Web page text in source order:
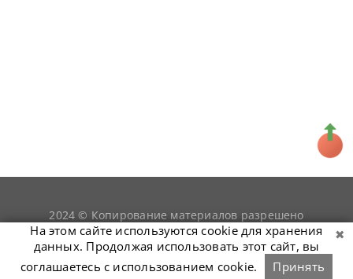
2024 © Копирование материалов разрешено
только при условии гиперссылки наsnookerist.ru
На этом сайте используются cookie для хранения
данных. Продолжая использовать этот сайт, вы
соглашаетесь с использованием cookie.
Принять